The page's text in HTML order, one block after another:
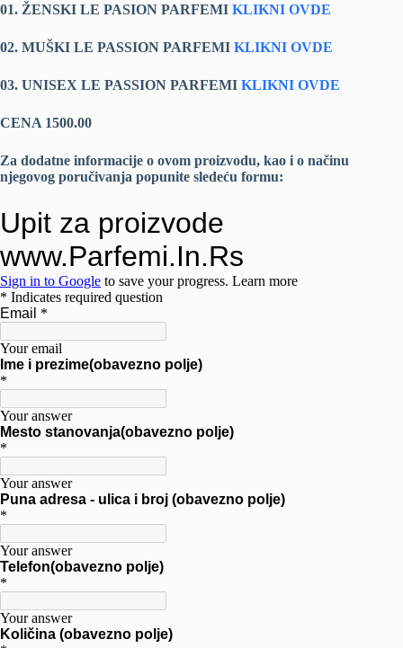
01. ŽENSKI LE PASION PARFEMI KLIKNI OVDE
02. MUŠKI LE PASSION PARFEMI KLIKNI OVDE
03. UNISEX LE PASSION PARFEMI KLIKNI OVDE
CENA 1500.00
Za dodatne informacije o ovom proizvodu, kao i o načinu
njegovog poručivanja popunite sledeću formu: